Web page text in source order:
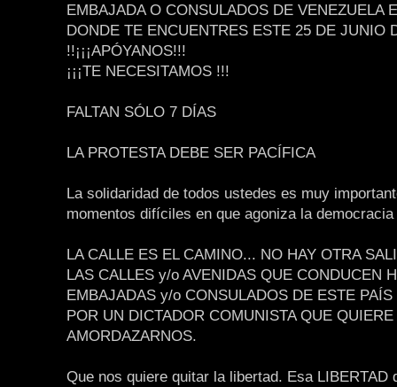
EMBAJADA O CONSULADOS DE VENEZUELA
DONDE TE ENCUENTRES ESTE 25 DE JUNIO
!!¡¡¡APÓYANOS!!!
¡¡¡TE NECESITAMOS !!!
FALTAN SÓLO 7 DÍAS
LA PROTESTA DEBE SER PACÍFICA
La solidaridad de todos ustedes es muy
momentos difíciles en que agoniza la
LA CALLE ES EL CAMINO... NO HAY OTRA
LAS CALLES y/o AVENIDAS QUE CONDUCEN
EMBAJADAS y/o CONSULADOS DE ESTE
POR UN DICTADOR COMUNISTA QUE QUIERE
AMORDAZARNOS.
Que nos quiere quitar la libertad. Esa LIBERTAD